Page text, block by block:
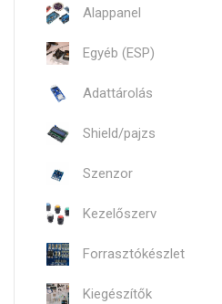
Alappanel
Egyéb (ESP)
Adattárolás
Shield/pajzs
Szenzor
Kezelőszerv
Forrasztókészlet
Kiegészítők